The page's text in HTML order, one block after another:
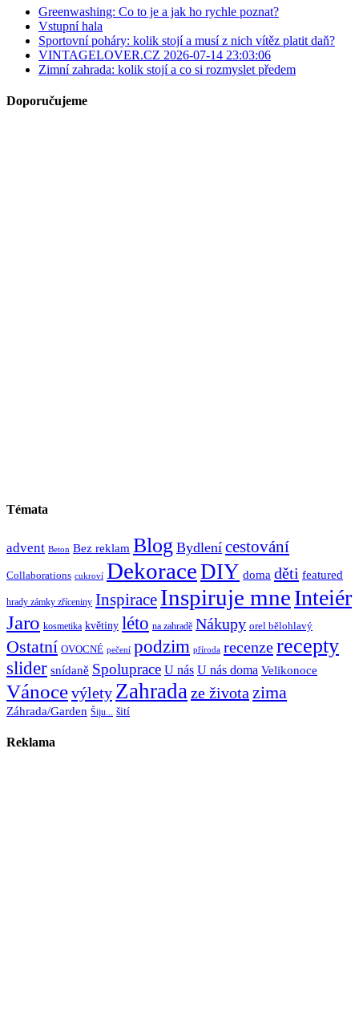
Greenwashing: Co to je a jak ho rychle poznat?
Vstupní hala
Sportovní poháry: kolik stojí a musí z nich vítěz platit daň?
VINTAGELOVER.CZ 2026-07-14 23:03:06
Zimní zahrada: kolik stojí a co si rozmyslet předem
Doporučujeme
Témata
advent Beton Bez reklam Blog Bydlení cestování
Collaborations cukroví DekoraceDIY doma děti featured
hrady zámky zříceniny Inspirace Inspiruje mneInteiér
Jaro kosmetika květiny léto na zahradě Nákupy orel bělohlavý
Ostatní OVOCNÉ pečení podzim příroda recenzerecepty
slider snídaně Spoluprace U nás U nás doma Velikonoce
Vánocevýlety Zahrada ze života zima
Záhrada/Garden Šiju... šití
Reklama